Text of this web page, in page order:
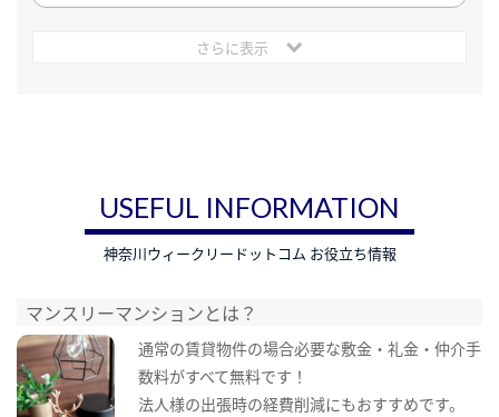
さらに表示
USEFUL INFORMATION
神奈川ウィークリードットコム お役立ち情報
マンスリーマンションとは？
通常の賃貸物件の場合必要な敷金・礼金・仲介手
数料がすべて無料です！
法人様の出張時の経費削減にもおすすめです。